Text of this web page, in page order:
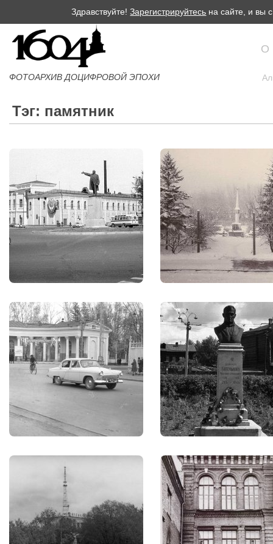
Здравствуйте!Зарегистрируйтесь на сайте, и вы
ФОТОАРХИВ ДОЦИФРОВОЙ ЭПОХИ
О
Тэг: памятник